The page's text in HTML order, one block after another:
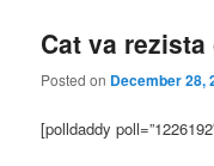
Cat va
Posted on December 28,
[polldaddy